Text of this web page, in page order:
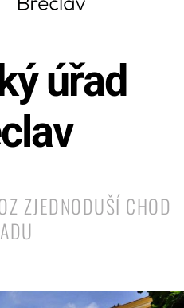
úřad
ZJEDNODUŠÍ CHOD